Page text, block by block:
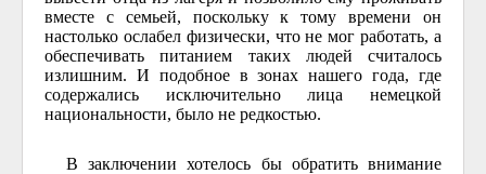
вместе с семьей, поскольку к тому времени он
настолько ослабел физически, что не мог работать, а
обеспечивать питанием таких людей считалось
излишним. И подобное в зонах нашего года, где
содержались исключительно лица немецкой
национальности, было не редкостью.
В заключении хотелось бы обратить внимание